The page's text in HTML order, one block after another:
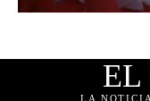
EL
LA